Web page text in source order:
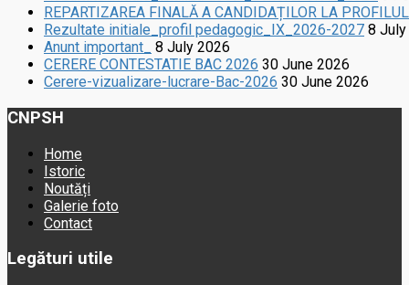
REPARTIZAREA FINALĂ A CANDIDAȚILOR LA
Rezultate initiale_profil pedagogic_IX_2026-2027 8
Anunt important_
8 July 2026
CERERE CONTESTATIE BAC 2026 30 June 2026
Cerere-vizualizare-lucrare-Bac-2026 30 June 2026
CNPSH
Home
Istoric
Noutăți
Galerie foto
Contact
Legături utile